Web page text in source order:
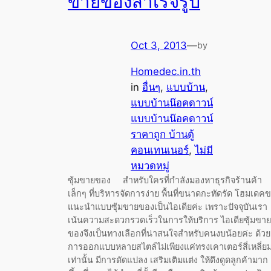
Oct 3, 2013—by
Homedec.in.th
in อื่นๆ, แบบบ้าน
แบบบ้านน๊อคดาวน์
แบบบ้านน๊อคดาวน์
ราคาถูก บ้านตู้
คอนเทนเนอร์, ไม่มี
หมวดหมู่
ซุ้มขายของ สำหรับใครที่กำลังมองหาธุรกิจร้านค้า
เล็กๆ ที่บริหารจัดการง่าย พื้นที่ขนาดกะทัดรัด โฮมเดค
แนะนำแบบซุ้มขายของเป็นไอเดียค่ะ เพราะปัจจุบันเรา
เน้นความสะดวกรวดเร็วในการให้บริการ ไอเดียซุ้มขาย
ของจึงเป็นทางเลือกที่น่าสนใจสำหรับคนงบน้อยค่ะ ด้วย
การออกแบบหลายสไตล์ไม่เพียงแค่ทรงเคาเตอร์สี่เหลี่ย
เท่านั้น มีการดัดแปลง เสริมเติมแต่ง ให้ดึงดูดลูกค้ามาก